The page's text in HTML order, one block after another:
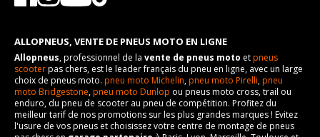
ALLOPNEUS, VENTE DE PNEUS MOTO EN LIGNE
Allopneus, professionnel de la vente de pneus moto etpneus
scooterpas chers, est le leader français du pneu en ligne, avec un large
choix de pneus moto. pneu moto Michelin,pneu moto Pirelli,pneu
moto Bridgestone,pneu moto Dunlop ou pneus moto cross, trail ou
enduro, du pneu de scooter au pneu de compétition. Profitez du
meilleur tarif de nos promotions sur les plus grandes marques ! Evitez
l'usure de vos pneus et choisissez votre centre de montage de pneus